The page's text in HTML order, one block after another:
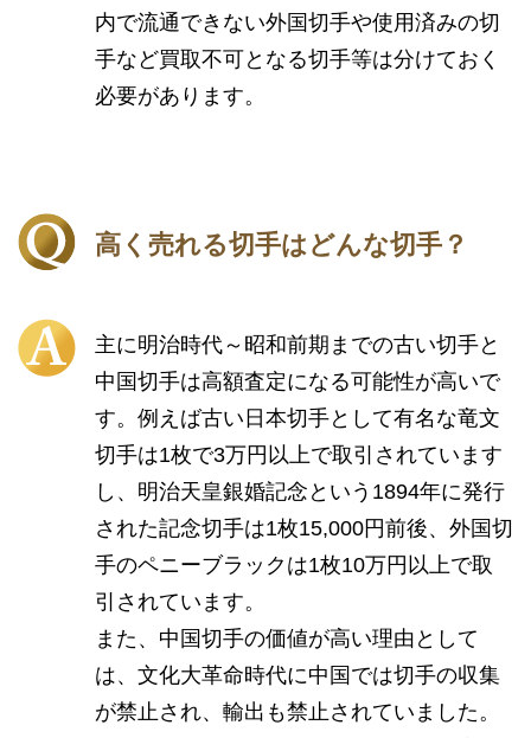
内で流通できない外国切手や使用済みの切
手など買取不可となる切手等は分けておく
必要があります。
高く売れる切手はどんな切手？
主に明治時代～昭和前期までの古い切手と
中国切手は高額査定になる可能性が高いで
す。例えば古い日本切手として有名な竜文
切手は1枚で3万円以上で取引されています
し、明治天皇銀婚記念という1894年に発行
された記念切手は1枚15,000円前後、外国切
手のペニーブラックは1枚10万円以上で取
引されています。
また、中国切手の価値が高い理由として
は、文化大革命時代に中国では切手の収集
が禁止され、輸出も禁止されていました。